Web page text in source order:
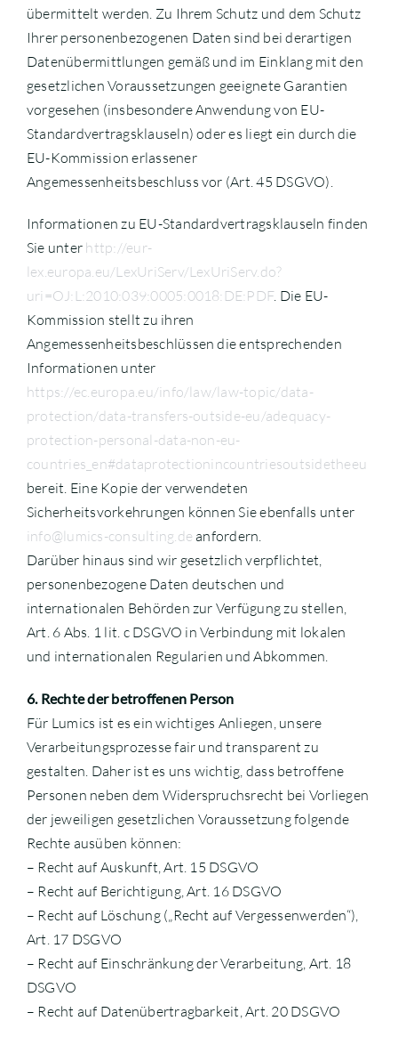
übermittelt werden. Zu Ihrem Schutz und dem Schutz
Ihrer personenbezogenen Daten sind bei derartigen
Datenübermittlungen gemäß und im Einklang mit den
gesetzlichen Voraussetzungen geeignete Garantien
vorgesehen (insbesondere Anwendung von EU-
Standardvertragsklauseln) oder es liegt ein durch die
EU-Kommission erlassener
Angemessenheitsbeschluss vor (Art. 45 DSGVO).
Informationen zu EU-Standardvertragsklauseln finden
Sie unter http://eur-
lex.europa.eu/LexUriServ/LexUriServ.do?
uri=OJ:L:2010:039:0005:0018:DE:PDF. Die EU-
Kommission stellt zu ihren
Angemessenheitsbeschlüssen die entsprechenden
Informationen unter
https://ec.europa.eu/info/law/law-topic/data-
protection/data-transfers-outside-eu/adequacy-
protection-personal-data-non-eu-
countries_en#dataprotectionincountriesoutsidetheeu
bereit. Eine Kopie der verwendeten
Sicherheitsvorkehrungen können Sie ebenfalls unter
info@lumics-consulting.de anfordern.
Darüber hinaus sind wir gesetzlich verpflichtet,
personenbezogene Daten deutschen und
internationalen Behörden zur Verfügung zu stellen,
Art. 6 Abs. 1 lit. c DSGVO in Verbindung mit lokalen
und internationalen Regularien und Abkommen.
6. Rechte der betroffenen Person
Für Lumics ist es ein wichtiges Anliegen, unsere
Verarbeitungsprozesse fair und transparent zu
gestalten. Daher ist es uns wichtig, dass betroffene
Personen neben dem Widerspruchsrecht bei Vorliegen
der jeweiligen gesetzlichen Voraussetzung folgende
Rechte ausüben können:
– Recht auf Auskunft, Art. 15 DSGVO
– Recht auf Berichtigung, Art. 16 DSGVO
– Recht auf Löschung („Recht auf Vergessenwerden“),
Art. 17 DSGVO
– Recht auf Einschränkung der Verarbeitung, Art. 18
DSGVO
– Recht auf Datenübertragbarkeit, Art. 20 DSGVO